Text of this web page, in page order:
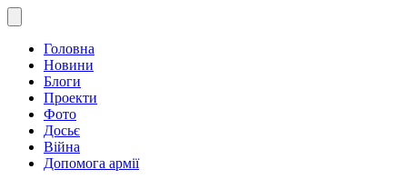
Головна
Новини
Блоги
Проекти
Фото
Досьє
Війна
Допомога армії